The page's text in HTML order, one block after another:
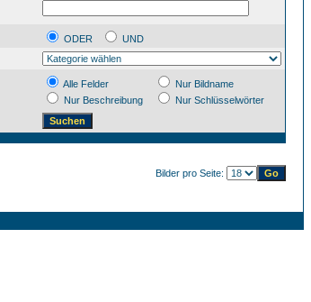
ODER
UND
Alle Felder
Nur Bildname
Nur Beschreibung
Nur Schlüsselwörter
Bilder pro Seite: